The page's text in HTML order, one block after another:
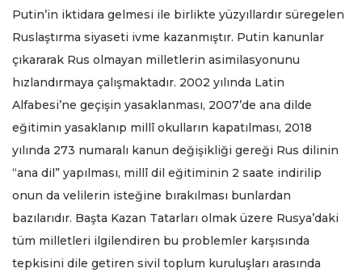
Putin’in iktidara gelmesi ile birlikte yüzyıllardır süregelen
Ruslaştırma siyaseti ivme kazanmıştır. Putin kanunlar
çıkararak Rus olmayan milletlerin asimilasyonunu
hızlandırmaya çalışmaktadır. 2002 yılında Latin
Alfabesi’ne geçişin yasaklanması, 2007’de ana dilde
eğitimin yasaklanıp millî okulların kapatılması, 2018
yılında 273 numaralı kanun değişikliği gereği Rus dilinin
“ana dil” yapılması, millî dil eğitiminin 2 saate indirilip
onun da velilerin isteğine bırakılması bunlardan
bazılarıdır. Başta Kazan Tatarları olmak üzere Rusya’daki
tüm milletleri ilgilendiren bu problemler karşısında
tepkisini dile getiren sivil toplum kuruluşları arasında